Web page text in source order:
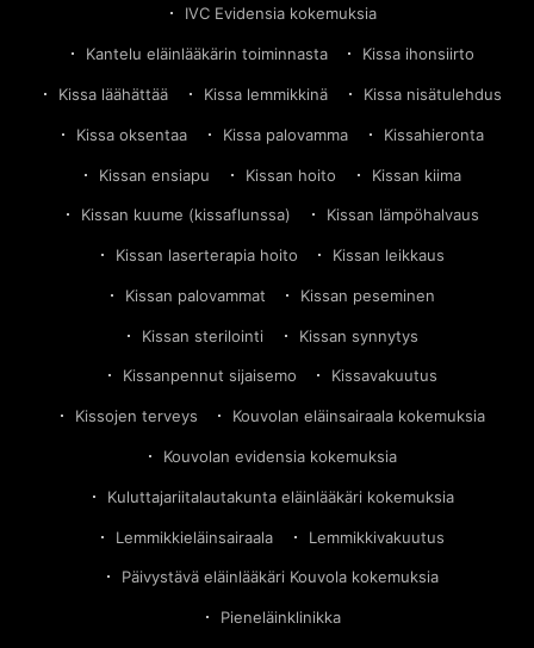
IVC Evidensia kokemuksia
Kantelu eläinlääkärin toiminnasta Kissa ihonsiirto
Kissa läähättää Kissa lemmikkinä Kissa nisätulehdus
Kissa oksentaa Kissa palovamma Kissahieronta
Kissan ensiapu Kissan hoito Kissan kiima
Kissan kuume (kissaflunssa) Kissan lämpöhalvaus
Kissan laserterapia hoito Kissan leikkaus
Kissan palovammat Kissan peseminen
Kissan sterilointi Kissan synnytys
Kissanpennut sijaisemo Kissavakuutus
Kissojen terveys Kouvolan eläinsairaala kokemuksia
Kouvolan evidensia kokemuksia
Kuluttajariitalautakunta eläinlääkäri kokemuksia
Lemmikkieläinsairaala Lemmikkivakuutus
Päivystävä eläinlääkäri Kouvola kokemuksia
Pieneläinklinikka